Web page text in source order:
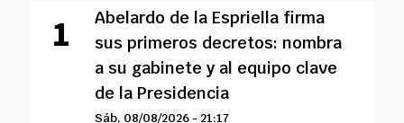
Abelardo de la Espriella firma
sus primeros decretos: nombra
a su gabinete y al equipo clave
de la Presidencia
Sáb, 08/08/2026 - 21:17